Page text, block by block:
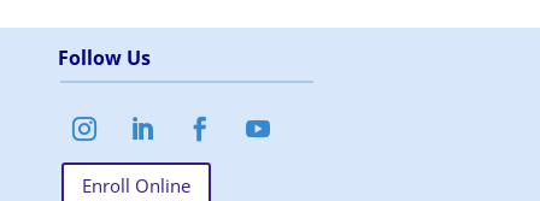
Follow Us
Enroll Online